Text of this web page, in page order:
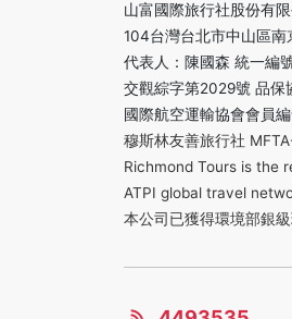
山富國際旅行社股份有限
104台灣台北市中山區
代表人：陳國森 統一編
交觀綜字第2029號 品
國際航空運輸協會會員
穆斯林友善旅行社
Richmond Tours is the
ATPI global travel
本公司已獲得環境部銀